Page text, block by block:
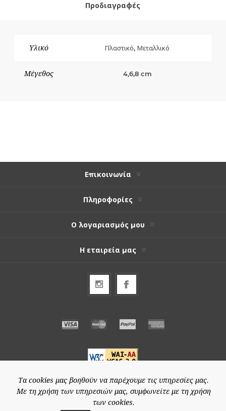
Προδιαγραφές
Υλικό Πλαστικό, Μεταλλικό
Μέγεθος 4,6,8 cm
Επικοινωνία
Πληροφορίες
Ο λογαριασμός μου
Η εταιρεία μας
© 2026 Special-price.gr
Powered by
Τα cookies μας βοηθούν να παρέχουμε τις υπηρεσίες μας.
Με τη χρήση των υπηρεσιών μας, συμφωνείτε με τη χρήση
των cookies.